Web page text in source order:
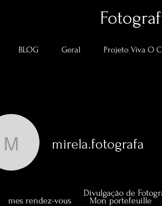
BLOG Geral Projeto Viva O
Divulgação de
mirela.fotografa
mirela.fotografa
mes rendez-vous Mon portefeuille